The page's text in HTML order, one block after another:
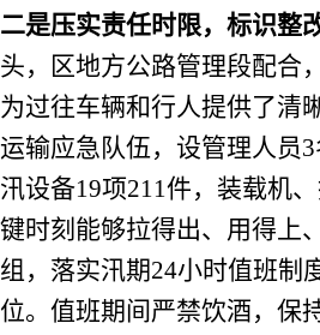
二是压实责任时限，标识整
头，区地方公路管理段配合
为过往车辆和行人提供了清
运输应急队伍，设管理人员3
汛设备19项211件，装载机
键时刻能够拉得出、用得上
组，落实汛期24小时值班制
位。值班期间严禁饮酒，保